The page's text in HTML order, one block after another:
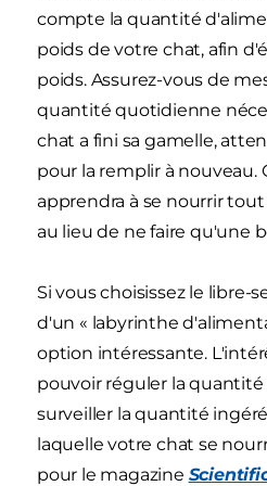
compte la quantité
poids de votre chat, afin
poids. Assurez-vous de
quantité quotidienne
chat a fini sa gamelle,
pour la remplir à
apprendra à se nourrir
au lieu de ne faire qu'une
Si vous choisissez le libre-
d'un « labyrinthe
option intéressante.
pouvoir réguler la
surveiller la quantité
laquelle votre chat se
pour le magazine